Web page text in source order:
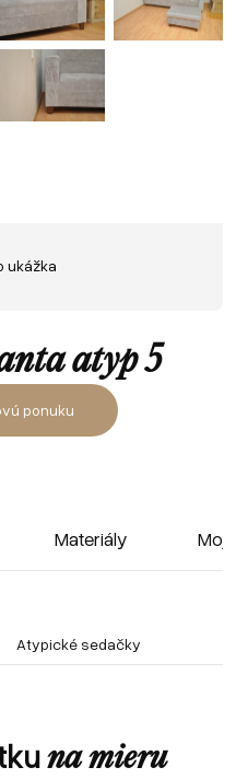
ukážka
atyp 5
ponuku
Materiály
Atypické sedačky
na mieru